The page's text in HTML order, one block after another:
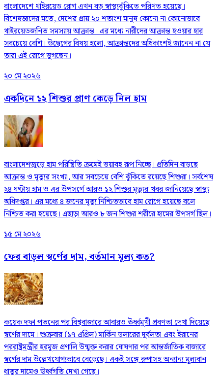
বাংলাদেশে থাইরয়েড রোগ এখন বড় স্বাস্থ্যঝুঁকিতে পরিণত হয়েছে।
বিশেষজ্ঞদের মতে, দেশের প্রায় ২০ শতাংশ মানুষ কোনো না কোনোভাবে
থাইরয়েডজনিত সমস্যায় আক্রান্ত। এর মধ্যে নারীদের আক্রান্ত হওয়ার হার
সবচেয়ে বেশি। উদ্বেগের বিষয় হলো, আক্রান্তদের অধিকাংশই জানেন না যে
তারা এই রোগে ভুগছেন।
২০ মে ২০২৬
একদিনে ১২ শিশুর প্রাণ কেড়ে নিল হাম
বাংলাদেশজুড়ে হাম পরিস্থিতি ক্রমেই ভয়াবহ রূপ নিচ্ছে। প্রতিদিন বাড়ছে
আক্রান্ত ও মৃত্যুর সংখ্যা, আর সবচেয়ে বেশি ঝুঁকিতে রয়েছে শিশুরা। সর্বশেষ
২৪ ঘণ্টায় হাম ও এর উপসর্গে আরও ১২ শিশুর মৃত্যুর খবর জানিয়েছে স্বাস্থ্য
অধিদপ্তর। এর মধ্যে ৪ জনের মৃত্যু নিশ্চিতভাবে হাম রোগে হয়েছে বলে
নিশ্চিত করা হয়েছে। এছাড়া আরও ৮ জন শিশুর শরীরে হামের উপসর্গ ছিল।
১৫ মে ২০২৬
ফের বাড়ল স্বর্ণের দাম, বর্তমান মূল্য কত?
কয়েক দফা পতনের পর বিশ্ববাজারে আবারও ঊর্ধ্বমুখী প্রবণতা দেখা দিয়েছে
স্বর্ণের দামে। শুক্রবার (১৭ এপ্রিল) মার্কিন ডলারের দুর্বলতা এবং ইরানের
পররাষ্ট্রমন্ত্রীর হরমুজ প্রণালি উন্মুক্ত করার ঘোষণার পর আন্তর্জাতিক বাজারে
স্বর্ণের দাম উল্লেখযোগ্যভাবে বেড়েছে। একই সঙ্গে রুপাসহ অন্যান্য মূল্যবান
ধাতুর দামেও ঊর্ধ্বগতি দেখা গেছে।